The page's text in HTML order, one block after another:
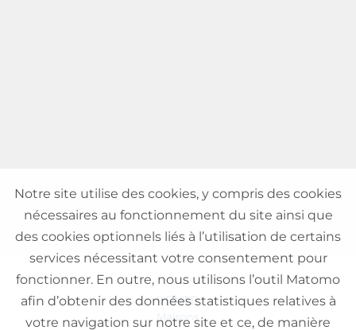
VENTE
Maisons
Notre site utilise des cookies, y compris des cookies
nécessaires au fonctionnement du site ainsi que
des cookies optionnels liés à l’utilisation de certains
services nécessitant votre consentement pour
fonctionner. En outre, nous utilisons l’outil Matomo
afin d’obtenir des données statistiques relatives à
votre navigation sur notre site et ce, de manière